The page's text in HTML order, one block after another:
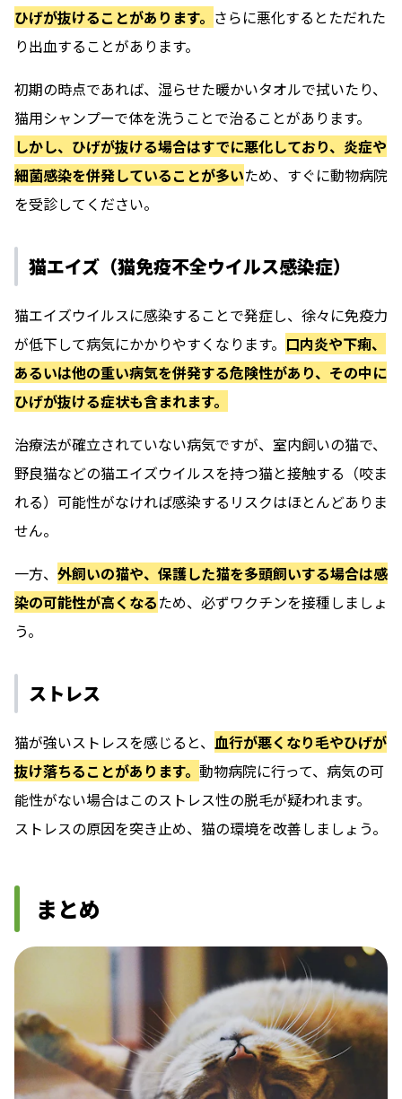
ひげが抜けることがあります。 さらに悪化するとただれた
り出血することがあります。
初期の時点であれば、湿らせた暖かいタオルで拭いたり、
猫用シャンプーで体を洗うことで治ることがあります。
しかし、ひげが抜ける場合はすでに悪化しており、炎症や
細菌感染を併発していることが多いため、すぐに動物病院
を受診してください。
猫エイズ（猫免疫不全ウイルス感染症）
猫エイズウイルスに感染することで発症し、徐々に免疫力
が低下して病気にかかりやすくなります。 口内炎や下痢、
あるいは他の重い病気を併発する危険性があり、その中に
ひげが抜ける症状も含まれます。
治療法が確立されていない病気ですが、室内飼いの猫で、
野良猫などの猫エイズウイルスを持つ猫と接触する（咬ま
れる）可能性がなければ感染するリスクはほとんどありま
せん。
一方、 外飼いの猫や、保護した猫を多頭飼いする場合は感
染の可能性が高くなるため、必ずワクチンを接種しましょ
う。
ストレス
猫が強いストレスを感じると、 血行が悪くなり毛やひげが
抜け落ちることがあります。 動物病院に行って、病気の可
能性がない場合はこのストレス性の脱毛が疑われます。
ストレスの原因を突き止め、猫の環境を改善しましょう。
まとめ